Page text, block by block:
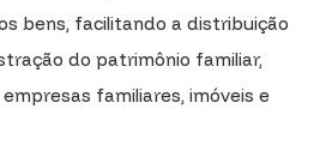
bens, facilitando a distribuição
do patrimônio familiar,
familiares, imóveis e